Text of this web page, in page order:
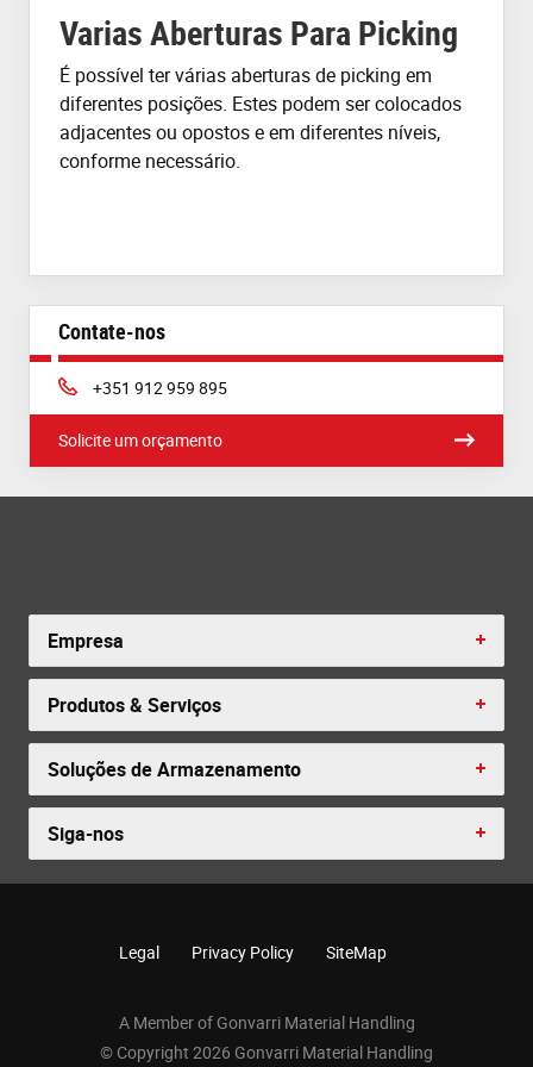
Varias Aberturas Para Picking
É possível ter várias aberturas de picking em
diferentes posições. Estes podem ser colocados
adjacentes ou opostos e em diferentes níveis,
conforme necessário.
Contate-nos
Phone:
+351 912 959 895
Solicite um orçamento
Empresa
Produtos & Serviços
Soluções de Armazenamento
Siga-nos
Legal Privacy Policy SiteMap
A Member of Gonvarri Material Handling
© Copyright 2026 Gonvarri Material Handling